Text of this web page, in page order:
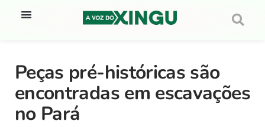
Peças pré-históricas são
encontradas em escavações
no Pará